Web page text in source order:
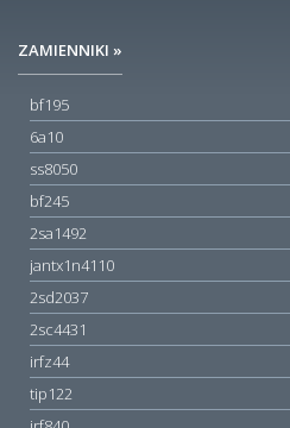
ZAMIENNIKI »
bf195
6a10
ss8050
bf245
2sa1492
jantx1n4110
2sd2037
2sc4431
irfz44
tip122